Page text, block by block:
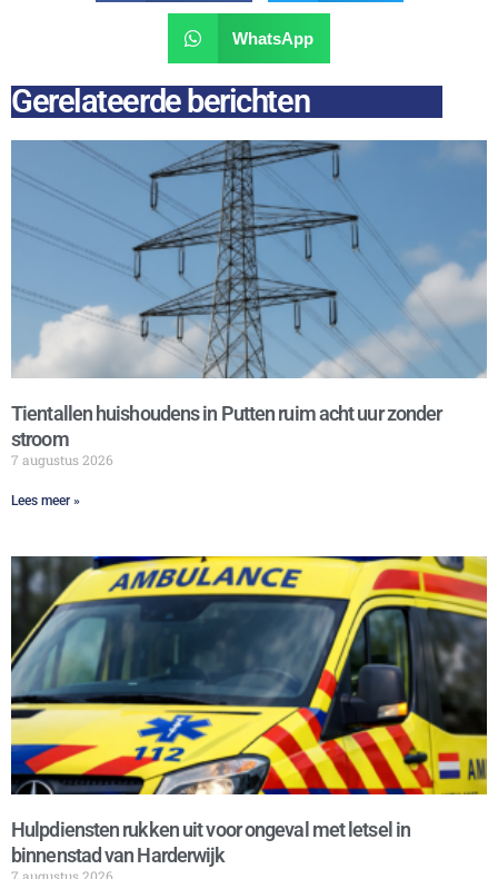
WhatsApp
Gerelateerde berichten
Tientallen huishoudens in Putten ruim acht uur zonder
stroom
7 augustus 2026
Lees meer »
Hulpdiensten rukken uit voor ongeval met letsel in
binnenstad van Harderwijk